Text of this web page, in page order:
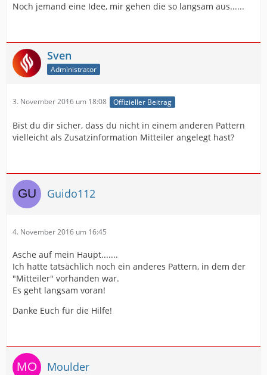
Noch jemand eine Idee, mir gehen die so langsam aus......
Sven
Administrator
3. November 2016 um 18:08 Offizieller Beitrag
Bist du dir sicher, dass du nicht in einem anderen Pattern
vielleicht als Zusatzinformation Mitteiler angelegt hast?
Guido112
4. November 2016 um 16:45
Asche auf mein Haupt.......
Ich hatte tatsächlich noch ein anderes Pattern, in dem der
"Mitteiler" vorhanden war.
Es geht langsam voran!
Danke Euch für die Hilfe!
Moulder